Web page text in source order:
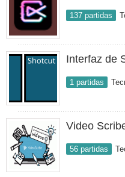
137 partidas
Interfaz de
1 partidas
Video
56 partidas